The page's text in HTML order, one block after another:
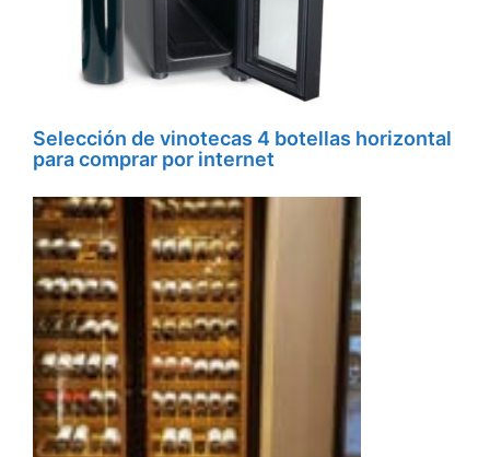
Selección de vinotecas 4 botellas horizontal
para comprar por internet